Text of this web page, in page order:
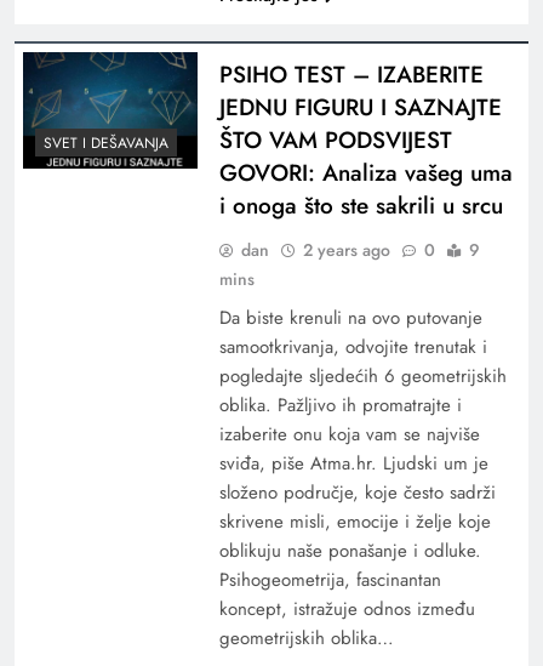
SVET I DEŠAVANJA
PSIHO TEST – IZABERITE
JEDNU FIGURU I SAZNAJTE
ŠTO VAM PODSVIJEST
GOVORI: Analiza vašeg uma
i onoga što ste sakrili u srcu
dan 2 years ago 0
9
mins
Da biste krenuli na ovo putovanje
samootkrivanja, odvojite trenutak i
pogledajte sljedećih 6 geometrijskih
oblika. Pažljivo ih promatrajte i
izaberite onu koja vam se najviše
sviđa, piše Atma.hr. Ljudski um je
složeno područje, koje često sadrži
skrivene misli, emocije i želje koje
oblikuju naše ponašanje i odluke.
Psihogeometrija, fascinantan
koncept, istražuje odnos između
geometrijskih oblika…